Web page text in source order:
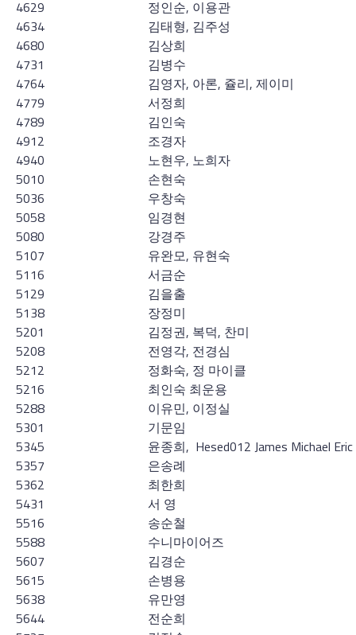
4629
정인순, 이용관
4634
김태형, 김주성
4680
김상희
4731
김병수
4764
김영자, 아론, 쥴리, 제이미
4779
서정희
4789
김인숙
4912
조경자
4940
노현우, 노희자
5010
손현숙
5036
우창숙
5058
임경현
5080
강경주
5107
유완모, 유현숙
5116
서금순
5129
김을출
5138
장정미
5201
김정권, 복덕, 찬미
5208
전영각, 전경심
5212
정화숙, 정 마이클
5216
최인숙 최운용
5288
이유민, 이정실
5301
기문임
5345
윤종희, Hesed012 James Michael
5357
은송례
5362
최한희
5431
서 영
5516
송순철
5588
수니마이어즈
5607
김경순
5615
손병용
5638
유만영
5644
전순희